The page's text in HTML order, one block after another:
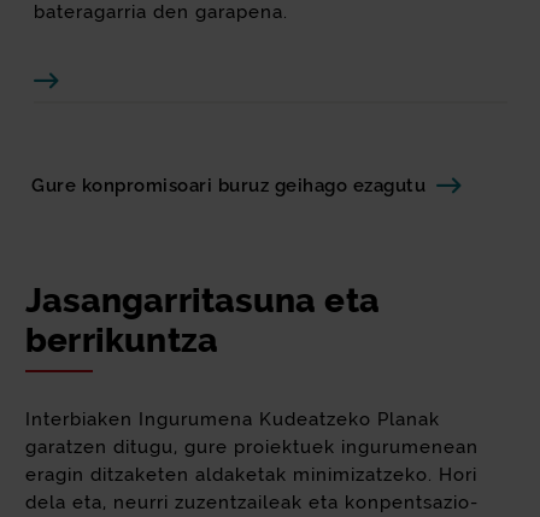
bateragarria den garapena.
Gure konpromisoari buruz geihago ezagutu
Jasangarritasuna eta
berrikuntza
Interbiaken Ingurumena Kudeatzeko Planak
garatzen ditugu, gure proiektuek ingurumenean
eragin ditzaketen aldaketak minimizatzeko. Hori
dela eta, neurri zuzentzaileak eta konpentsazio-